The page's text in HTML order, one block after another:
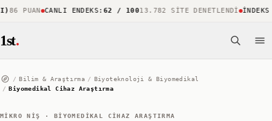
86 PUAN CANLI ENDEKS:62 / 10013.782 SITE DENETLENDI İNDEKS
1st.
/ Bilim & Araştırma / Biyoteknoloji & Biyomedikal
/ Biyomedikal Cihaz Araştırma
MIKRO NIŞ · BIYOMEDIKAL CIHAZ ARAŞTIRMA